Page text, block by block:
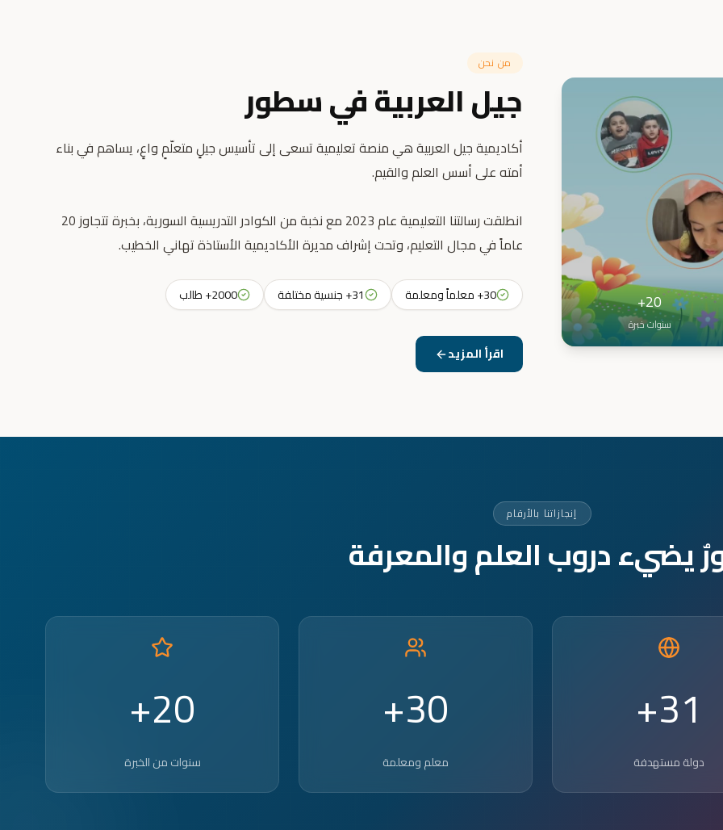
20+
سنوات خبرة
من نحن
جيل العربية في سطور
أكاديمية جيل العربية هي منصة تعليمية تسعى إلى تأسيس جيلٍ متعلّمٍ واعٍ، يساهم في بناء
انطلقت رسالتنا التعليمية عام 2023 مع نخبة من الكوادر التدريسية السورية، بخبرة تتجاوز 20
عاماً في مجال التعليم، وتحت إشراف مديرة الأكاديمية الأستاذة تهاني الخطيب.
30+ معلماً ومعلمة 31+ جنسية مختلفة 2000+ طالب
اقرأ المزيد
إنجازاتنا بالأرقام
يضيء دروب العلم والمعرفة
31+
دولة مستهدفة
30+
معلم ومعلمة
20+
سنوات من الخبرة